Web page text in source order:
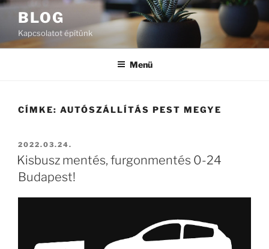
Tartalomhoz
BLOG
Kapcsolatot építünk
Menü
CÍMKE: AUTÓSZÁLLÍTÁS PEST MEGYE
BEKÜLDVE:
2022.03.24.
Kisbusz mentés, furgonmentés 0-24
Budapest!